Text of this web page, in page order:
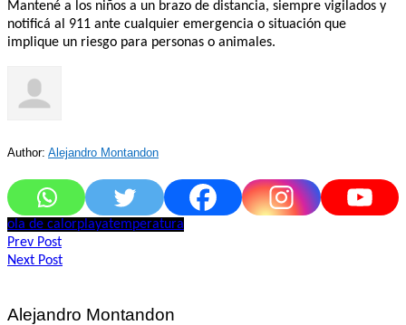
Mantené a los niños a un brazo de distancia, siempre vigilados y
notificá al 911 ante cualquier emergencia o situación que
implique un riesgo para personas o animales.
Author: Alejandro Montandon
ola de calorplayatemperatura
Navegación
de
Prev Post
Next Post
Alejandro Montandon